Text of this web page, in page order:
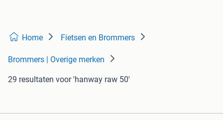
Home Fietsen en Brommers
Brommers | Overige merken
29 resultaten voor 'hanway raw 50'